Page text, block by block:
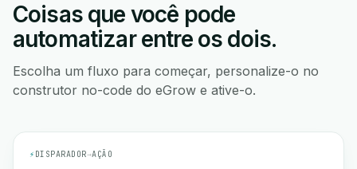
Coisas que você pode
automatizar entre os dois.
Escolha um fluxo para começar, personalize-o no
construtor no-code do eGrow e ative-o.
⚡ DISPARADOR→AÇÃO